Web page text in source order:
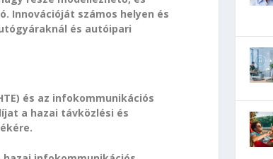
Innovációját számos helyen és
és autóipari
és az infokommunikációs
a hazai távközlési és